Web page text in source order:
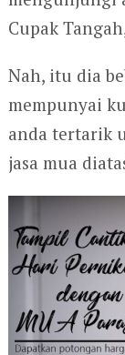
Cupak
Nah, itu dia
mempunyai
anda tertarik
jasa mua